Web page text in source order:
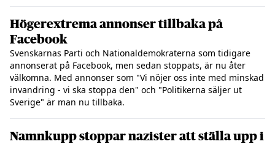
Högerextrema annonser tillbaka på
Facebook
Svenskarnas Parti och Nationaldemokraterna som tidigare
annonserat på Facebook, men sedan stoppats, är nu åter
välkomna. Med annonser som "Vi nöjer oss inte med minskad
invandring - vi ska stoppa den" och "Politikerna säljer ut
Sverige" är man nu tillbaka.
Namnkupp stoppar nazister att ställa upp i